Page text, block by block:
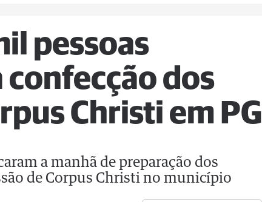
pessoas
dos
Christi em PG
a manhã de preparação dos
de Corpus Christi no município